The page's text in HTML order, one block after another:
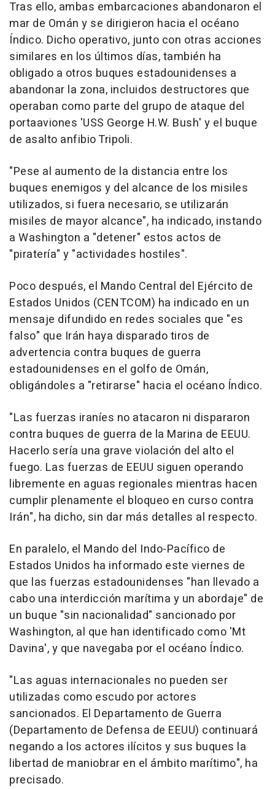
Tras ello, ambas embarcaciones abandonaron el
mar de Omán y se dirigieron hacia el océano
Índico. Dicho operativo, junto con otras acciones
similares en los últimos días, también ha
obligado a otros buques estadounidenses a
abandonar la zona, incluidos destructores que
operaban como parte del grupo de ataque del
portaaviones 'USS George H.W. Bush' y el buque
de asalto anfibio Tripoli.
"Pese al aumento de la distancia entre los
buques enemigos y del alcance de los misiles
utilizados, si fuera necesario, se utilizarán
misiles de mayor alcance", ha indicado, instando
a Washington a "detener" estos actos de
"piratería" y "actividades hostiles".
Poco después, el Mando Central del Ejército de
Estados Unidos (CENTCOM) ha indicado en un
mensaje difundido en redes sociales que "es
falso" que Irán haya disparado tiros de
advertencia contra buques de guerra
estadounidenses en el golfo de Omán,
obligándoles a "retirarse" hacia el océano Índico.
"Las fuerzas iraníes no atacaron ni dispararon
contra buques de guerra de la Marina de EEUU.
Hacerlo sería una grave violación del alto el
fuego. Las fuerzas de EEUU siguen operando
libremente en aguas regionales mientras hacen
cumplir plenamente el bloqueo en curso contra
Irán", ha dicho, sin dar más detalles al respecto.
En paralelo, el Mando del Indo-Pacífico de
Estados Unidos ha informado este viernes de
que las fuerzas estadounidenses "han llevado a
cabo una interdicción marítima y un abordaje" de
un buque "sin nacionalidad" sancionado por
Washington, al que han identificado como 'Mt
Davina', y que navegaba por el océano Índico.
"Las aguas internacionales no pueden ser
utilizadas como escudo por actores
sancionados. El Departamento de Guerra
(Departamento de Defensa de EEUU) continuará
negando a los actores ilícitos y sus buques la
libertad de maniobrar en el ámbito marítimo", ha
precisado.